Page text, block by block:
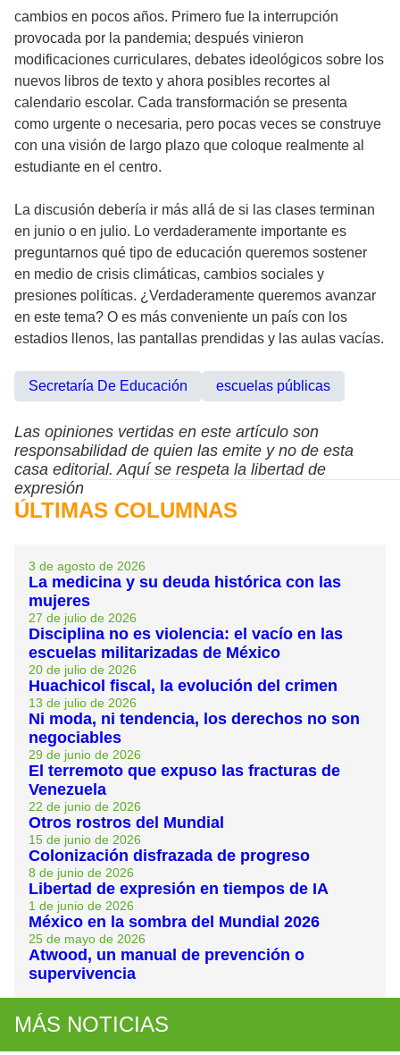
cambios en pocos años. Primero fue la interrupción
provocada por la pandemia; después vinieron
modificaciones curriculares, debates ideológicos sobre los
nuevos libros de texto y ahora posibles recortes al
calendario escolar. Cada transformación se presenta
como urgente o necesaria, pero pocas veces se construye
con una visión de largo plazo que coloque realmente al
estudiante en el centro.
La discusión debería ir más allá de si las clases terminan
en junio o en julio. Lo verdaderamente importante es
preguntarnos qué tipo de educación queremos sostener
en medio de crisis climáticas, cambios sociales y
presiones políticas. ¿Verdaderamente queremos avanzar
en este tema? O es más conveniente un país con los
estadios llenos, las pantallas prendidas y las aulas vacías.
Secretaría De Educación escuelas públicas
Las opiniones vertidas en este artículo son
responsabilidad de quien las emite y no de esta
casa editorial. Aquí se respeta la libertad de
expresión
ÚLTIMAS COLUMNAS
3 de agosto de 2026
La medicina y su deuda histórica con las
mujeres
27 de julio de 2026
Disciplina no es violencia: el vacío en las
escuelas militarizadas de México
20 de julio de 2026
Huachicol fiscal, la evolución del crimen
13 de julio de 2026
Ni moda, ni tendencia, los derechos no son
negociables
29 de junio de 2026
El terremoto que expuso las fracturas de
Venezuela
22 de junio de 2026
Otros rostros del Mundial
15 de junio de 2026
Colonización disfrazada de progreso
8 de junio de 2026
Libertad de expresión en tiempos de IA
1 de junio de 2026
México en la sombra del Mundial 2026
25 de mayo de 2026
Atwood, un manual de prevención o
supervivencia
MÁS NOTICIAS